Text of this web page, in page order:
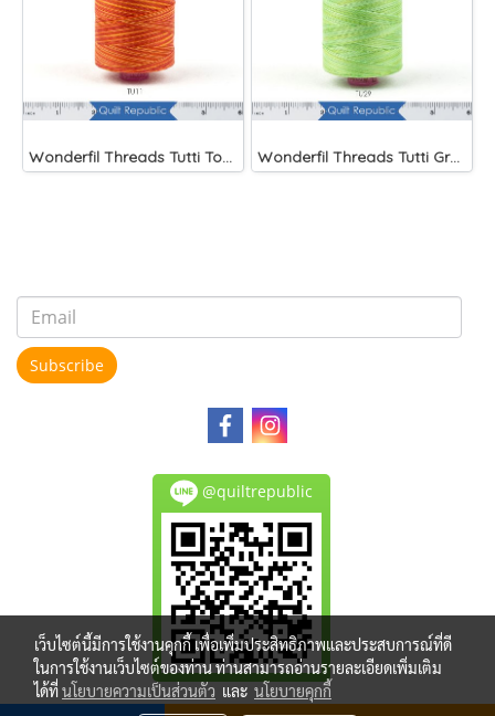
Wonderfil Threads Tutti Tomato Wonderfil Threads Tutti Grass
Subscribe
@quiltrepublic
เว็บไซต์นี้มีการใช้งานคุกกี้ เพื่อเพิ่มประสิทธิภาพและประสบการณ์ที่ดี
ในการใช้งานเว็บไซต์ของท่าน ท่านสามารถอ่านรายละเอียดเพิ่มเติม
ได้ที่นโยบายความเป็นส่วนตัว และ นโยบายคุกกี้